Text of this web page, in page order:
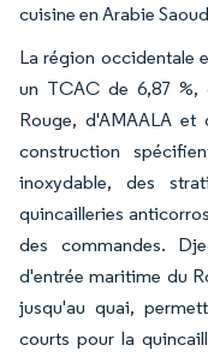
cuisine en Arabie
La région occidentale
un TCAC de 6,87 %,
Rouge, d'AMAALA et
construction
inoxydable, des
quincailleries
des commandes.
d'entrée maritime du
jusqu'au quai,
courts pour la